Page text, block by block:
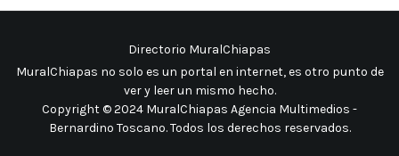
Directorio MuralChiapas
MuralChiapas no solo es un portal en internet, es otro punto de
ver y leer un mismo hecho.
Copyright © 2024 MuralChiapas Agencia Multimedios -
Bernardino Toscano. Todos los derechos reservados.